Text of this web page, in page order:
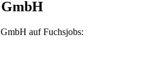
auf Fuchsjobs: